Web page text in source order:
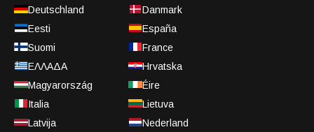
Deutschland
Danmark
Eesti
España
Suomi
France
ΕΛΛΑΔΑ
Hrvatska
Magyarország
Éire
Italia
Lietuva
Latvija
Nederland